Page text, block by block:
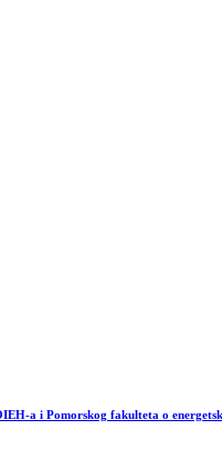
a i Pomorskog fakulteta o